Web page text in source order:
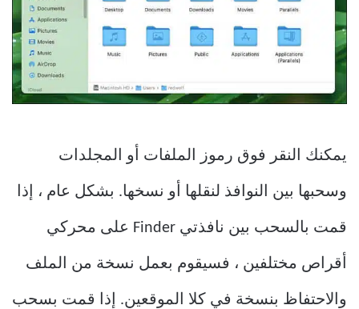
يمكنك النقر فوق رموز الملفات أو المجلدات
وسحبها بين النوافذ لنقلها أو نسخها. بشكل عام ، إذا
قمت بالسحب بين نافذتي Finder على محركي
أقراص مختلفين ، فسيقوم بعمل نسخة من الملف
والاحتفاظ بنسخة في كلا الموقعين. إذا قمت بسحب